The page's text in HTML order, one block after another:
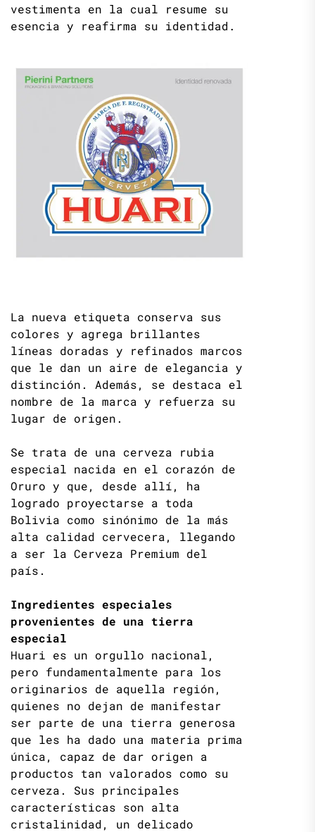
vestimenta en la cual resume su
esencia y reafirma su identidad.
La nueva etiqueta conserva sus
colores y agrega brillantes
líneas doradas y refinados marcos
que le dan un aire de elegancia y
distinción. Además, se destaca el
nombre de la marca y refuerza su
lugar de origen.
Se trata de una cerveza rubia
especial nacida en el corazón de
Oruro y que, desde allí, ha
logrado proyectarse a toda
Bolivia como sinónimo de la más
alta calidad cervecera, llegando
a ser la Cerveza Premium del
país.
Ingredientes especiales
provenientes de una tierra
especial
Huari es un orgullo nacional,
pero fundamentalmente para los
originarios de aquella región,
quienes no dejan de manifestar
ser parte de una tierra generosa
que les ha dado una materia prima
única, capaz de dar origen a
productos tan valorados como su
cerveza. Sus principales
características son alta
cristalinidad, un delicado